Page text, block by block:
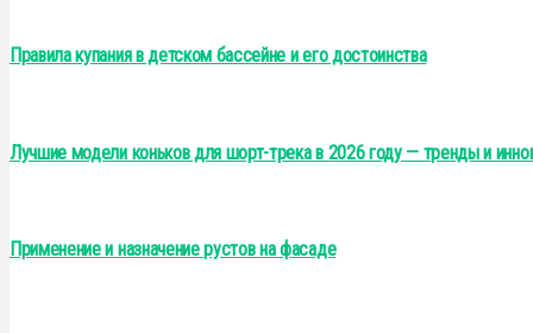
Правила купания в детском бассейне и его достоинства
Лучшие модели коньков для шорт-трека в 2026 году — тренды и
Применение и назначение рустов на фасаде